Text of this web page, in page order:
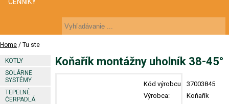
Home / Tu ste
KOTLY
SOLÁRNE
SYSTÉMY
TEPELNÉ
ČERPADLÁ
Koňařík montážny uholník 38-45°
Kód výrobcu:
37003845
Výrobca:
Koňařík